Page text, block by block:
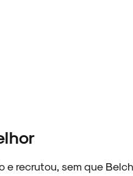
recrutou, sem que